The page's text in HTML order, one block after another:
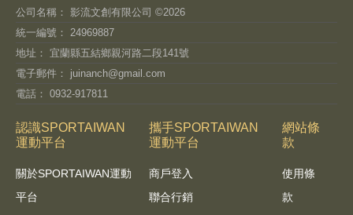
公司名稱： 影流文創有限公司 ©2026
統一編號： 24969887
地址： 宜蘭縣五結鄉親河路二段141號
電子郵件： juinanch@gmail.com
電話： 0932-917811
認識SPORTAIWAN
運動平台
關於SPORTAIWAN運動
平台
攜手SPORTAIWAN
運動平台
商戶登入
聯合行銷
網站條
款
使用條
款